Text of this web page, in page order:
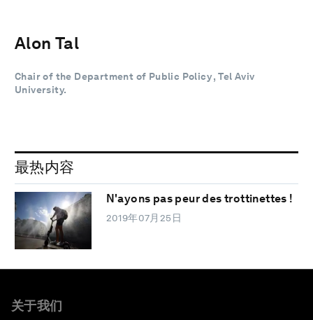
Alon Tal
Chair of the Department of Public Policy , Tel Aviv
University.
最热内容
N'ayons pas peur des trottinettes !
2019年07月25日
关于我们